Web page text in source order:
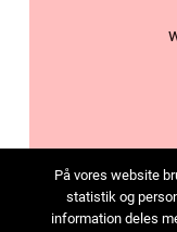
På vores website
statistik og
information deles